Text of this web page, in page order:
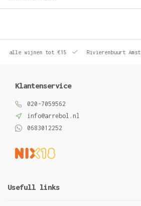
wijnen tot €15 Rivierenbuurt Amsterdam
Klantenservice
020-7059562
info@arrebol.nl
0683012252
Usefull links